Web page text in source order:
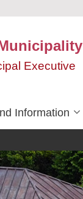
Executive
Information